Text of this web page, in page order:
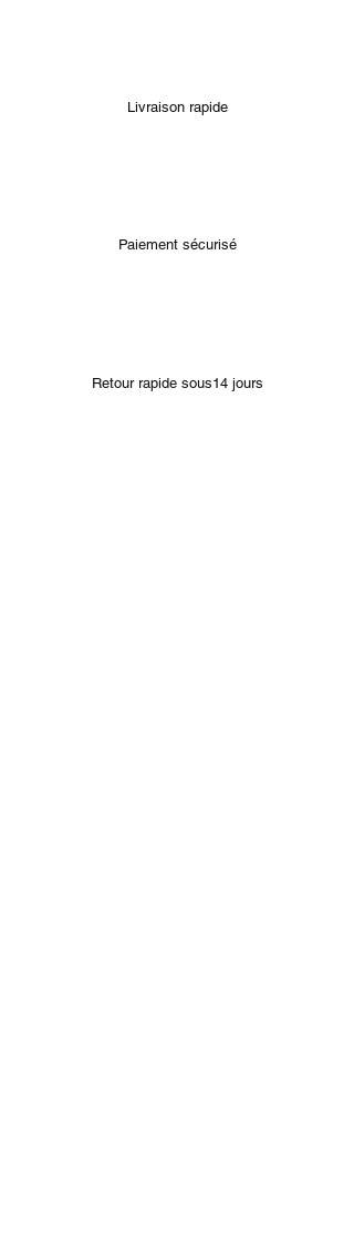
Livraison rapide
Paiement sécurisé
Retour rapide sous14 jours